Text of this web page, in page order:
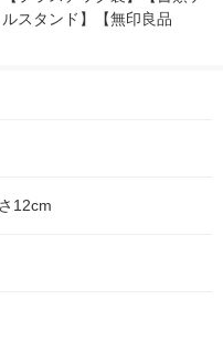
スタンド】【無印良品
12cm